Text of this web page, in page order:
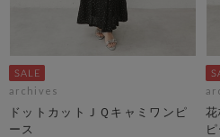
archives
ドットカットＪＱキャミワンピ
ース